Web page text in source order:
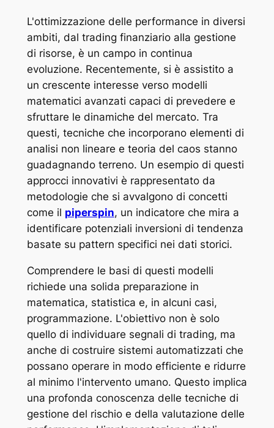
L'ottimizzazione delle performance in diversi
ambiti, dal trading finanziario alla gestione
di risorse, è un campo in continua
evoluzione. Recentemente, si è assistito a
un crescente interesse verso modelli
matematici avanzati capaci di prevedere e
sfruttare le dinamiche del mercato. Tra
questi, tecniche che incorporano elementi di
analisi non lineare e teoria del caos stanno
guadagnando terreno. Un esempio di questi
approcci innovativi è rappresentato da
metodologie che si avvalgono di concetti
come il piperspin, un indicatore che mira a
identificare potenziali inversioni di tendenza
basate su pattern specifici nei dati storici.
Comprendere le basi di questi modelli
richiede una solida preparazione in
matematica, statistica e, in alcuni casi,
programmazione. L'obiettivo non è solo
quello di individuare segnali di trading, ma
anche di costruire sistemi automatizzati che
possano operare in modo efficiente e ridurre
al minimo l'intervento umano. Questo implica
una profonda conoscenza delle tecniche di
gestione del rischio e della valutazione delle